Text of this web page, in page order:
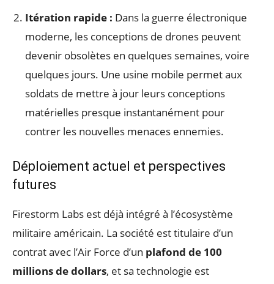
Itération rapide : Dans la guerre électronique
moderne, les conceptions de drones peuvent
devenir obsolètes en quelques semaines, voire
quelques jours. Une usine mobile permet aux
soldats de mettre à jour leurs conceptions
matérielles presque instantanément pour
contrer les nouvelles menaces ennemies.
Déploiement actuel et perspectives
futures
Firestorm Labs est déjà intégré à l’écosystème
militaire américain. La société est titulaire d’un
contrat avec l’Air Force d’un plafond de 100
millions de dollars, et sa technologie est